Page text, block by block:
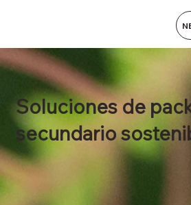
Soluciones de
secundario